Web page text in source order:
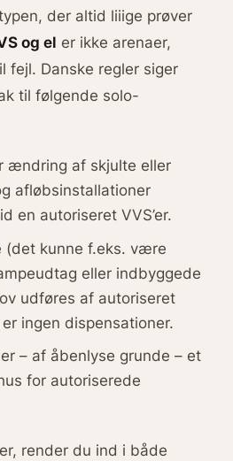
der altid liiige prøver
og el er ikke arenaer,
fejl. Danske regler siger
til følgende solo-
ændring af skjulte eller
afløbsinstallationer
en autoriseret VVS’er.
(det kunne f.eks. være
eller indbyggede
udføres af autoriseret
ingen dispensationer.
– af åbenlyse grunde – et
for autoriserede
render du ind i både